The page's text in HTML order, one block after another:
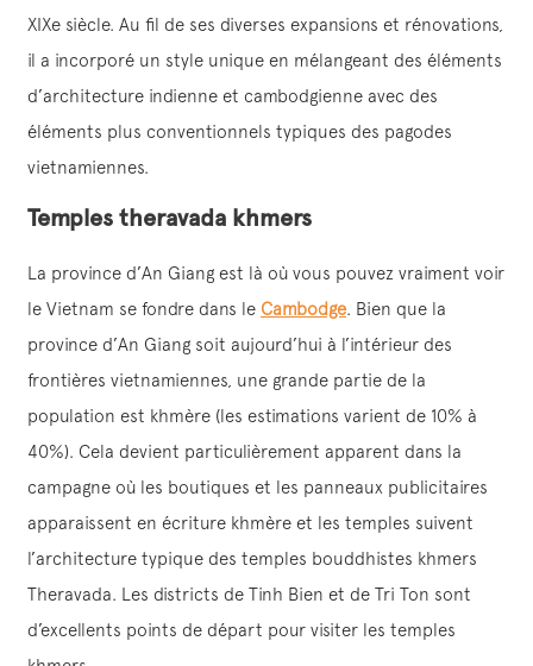
XIXe siècle. Au fil de ses diverses expansions et rénovations,
il a incorporé un style unique en mélangeant des éléments
d’architecture indienne et cambodgienne avec des
éléments plus conventionnels typiques des pagodes
vietnamiennes.
Temples theravada khmers
La province d’An Giang est là où vous pouvez vraiment voir
le Vietnam se fondre dans le Cambodge. Bien que la
province d’An Giang soit aujourd’hui à l’intérieur des
frontières vietnamiennes, une grande partie de la
population est khmère (les estimations varient de 10% à
40%). Cela devient particulièrement apparent dans la
campagne où les boutiques et les panneaux publicitaires
apparaissent en écriture khmère et les temples suivent
l’architecture typique des temples bouddhistes khmers
Theravada. Les districts de Tinh Bien et de Tri Ton sont
d’excellents points de départ pour visiter les temples